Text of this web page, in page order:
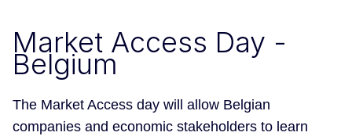
Market Access Day -
Belgium
The Market Access day will allow Belgian
companies and economic stakeholders to learn